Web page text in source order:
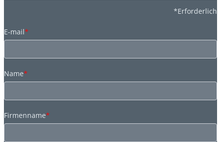
*Erforderlich
E-mail*
Name*
Firmenname*